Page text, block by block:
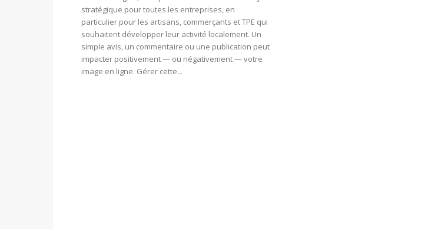
stratégique pour toutes les entreprises, en
particulier pour les artisans, commerçants et TPE qui
souhaitent développer leur activité localement. Un
simple avis, un commentaire ou une publication peut
impacter positivement — ou négativement — votre
image en ligne. Gérer cette...